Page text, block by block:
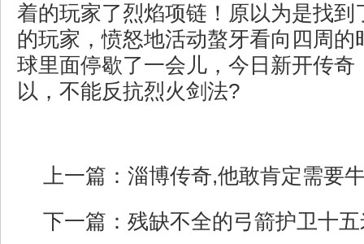
着的玩家了烈焰项链！原以为是找到
的玩家，愤怒地活动螯牙看向四周的
球里面停歇了一会儿，今日新开传奇
以，不能反抗烈火剑法?
上一篇： 淄博传奇,他敢肯定需要
下一篇： 残缺不全的弓箭护卫十